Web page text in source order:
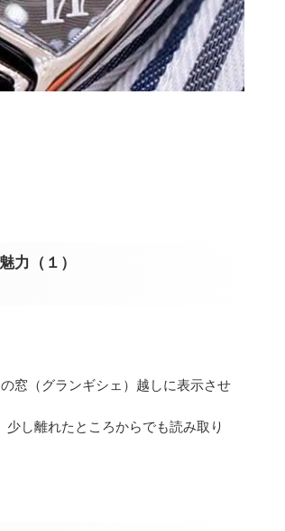
力（１）
窓（グランギシェ）越しに表示させ
し離れたところからでも読み取り